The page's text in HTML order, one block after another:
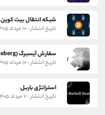
شبکه انتقال بیت کوین
تاریخ انتشار : ۱۰ مرداد ۱۴۰۵
سفارش آیسبرگ (Iceberg)
تاریخ انتشار : ۱۰ مرداد ۱۴۰۵
استراتژی باربل
تاریخ انتشار : ۷ مرداد ۱۴۰۵